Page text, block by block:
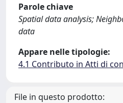
Parole chiave
Spatial data analysis;
data
Appare nelle tipologie:
4.1 Contributo in Atti di
File in questo prodotto: